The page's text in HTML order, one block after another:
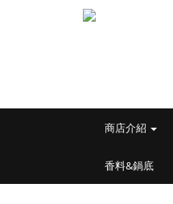
商店介紹
香料&鍋底